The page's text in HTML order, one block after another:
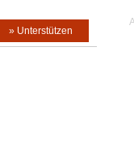
» Unterstützen